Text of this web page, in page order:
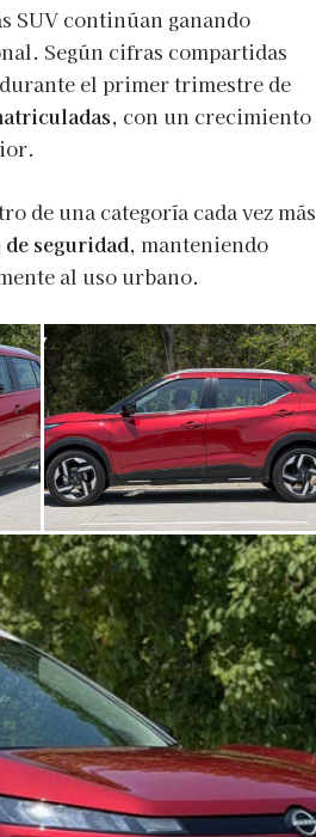
SUV continúan ganando
Según cifras compartidas
el primer trimestre de
, con un crecimiento
de una categoría cada vez más
seguridad, manteniendo
al uso urbano.